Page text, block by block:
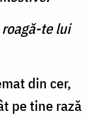
te lui
din cer,
pe tine rază